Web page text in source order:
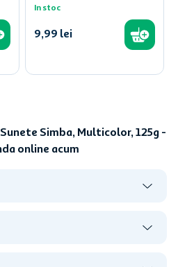
In stoc
9,99 lei
Simba, Multicolor, 125g -
online acum